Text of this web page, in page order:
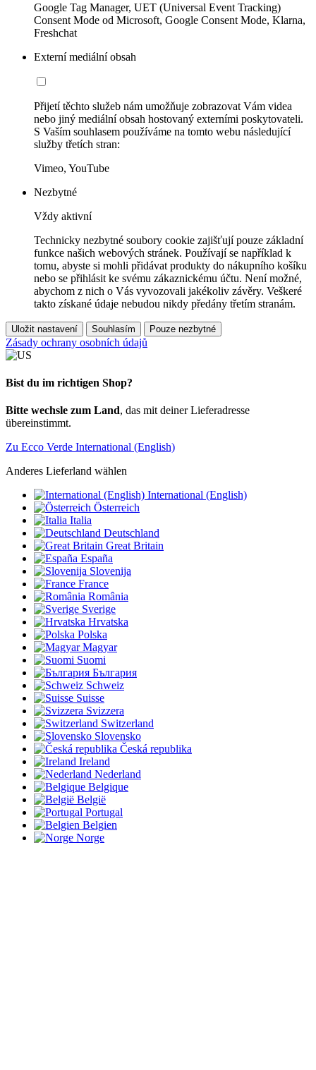
Google Tag Manager, UET (Universal Event Tracking)
Consent Mode od Microsoft, Google Consent Mode, Klarna,
Freshchat
Externí mediální obsah
Přijetí těchto služeb nám umožňuje zobrazovat Vám videa
nebo jiný mediální obsah hostovaný externími poskytovateli.
S Vaším souhlasem používáme na tomto webu následující
služby třetích stran:
Vimeo, YouTube
Nezbytné
Vždy aktivní
Technicky nezbytné soubory cookie zajišťují pouze základní
funkce našich webových stránek. Používají se například k
tomu, abyste si mohli přidávat produkty do nákupního košíku
nebo se přihlásit ke svému zákaznickému účtu. Není možné,
abychom z nich o Vás vyvozovali jakékoliv závěry. Veškeré
takto získané údaje nebudou nikdy předány třetím stranám.
Uložit nastavení Souhlasím Pouze nezbytné
Zásady ochrany osobních údajů
Bist du im richtigen Shop?
Bitte wechsle zum Land, das mit deiner Lieferadresse
übereinstimmt.
Zu Ecco Verde International (English)
Anderes Lieferland wählen
International (English)
Österreich
Italia
Deutschland
Great Britain
España
Slovenija
France
România
Sverige
Hrvatska
Polska
Magyar
Suomi
България
Schweiz
Suisse
Svizzera
Switzerland
Slovensko
Česká republika
Ireland
Nederland
Belgique
België
Portugal
Belgien
Norge